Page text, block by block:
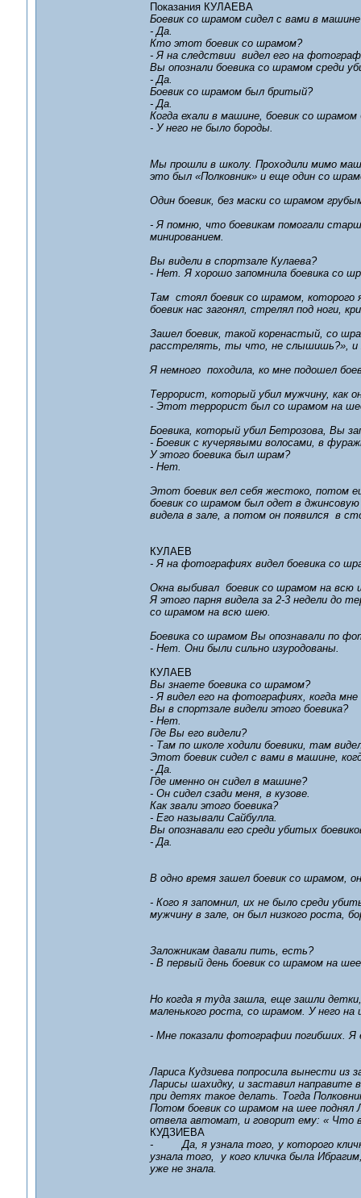
Показания КУЛАЕВА
Боевик со шрамом сидел с вами в
- Да.
Кто этот боевик со шрамом?
- Я на следствии видел его на
Вы опознали боевика со шрамом среди
- Да.
Боевик со шрамом был бритый?
- Да.
Когда ехали в машине, боевик со шрамом
- У него не было бороды.
Мы прошли в школу. Проходили мимо
это был «Полковник» и еще один со
Один боевик, без маски со шрамом
- Я помню, что боевикам помогали
минированием.
Вы видели в спортзале Кулаева?
- Нет. Я хорошо запомнила боевика со
Там стоял боевик со шрамом, которого
боевик нас загонял, стрелял под ноги,
Зашел боевик, такой коренастый, со
расстрелять, ты что, не слышишь?», и я
Я немного походила, ко мне подошел
Террорист, который убил мужчину, как
- Этот террорист был со шрамом на
Боевика, который убил Бетрозова, Вы
- Боевик с кучерявыми волосами, в
У этого боевика был шрам?
- Нет.
Этот боевик вел себя жестоко, потом
боевик со шрамом был одет в джинсовую
видела в зале, а потом он появился в
КУЛАЕВ
- Я на фотографиях видел боевика со
Окна выбивал боевик со шрамом на
Я этого парня видела за 2-3 недели до
со шрамом на всю шею.
Боевика со шрамом Вы опознавали по
- Нет. Они были сильно изуродованы.
КУЛАЕВ
Вы знаете боевика со шрамом?
- Я видел его на фотографиях, когда мне
Вы в спортзале видели этого боевика?
- Нет.
Где Вы его видели?
- Там по школе ходили боевики, там
Этот боевик сидел с вами в машине,
- Да.
Где именно он сидел в машине?
- Он сидел сзади меня, в кузове.
Как звали этого боевика?
- Его называли Сайбулла.
Вы опознавали его среди убитых
- Да.
В одно время зашел боевик со шрамом,
- Кого я запомнил, их не было среди
мужчину в зале, он был низкого роста,
Заложникам давали пить, есть?
- В первый день боевик со шрамом на
Но когда я туда зашла, еще зашли
маленького роста, со шрамом. У него
- Мне показали фотографии погибших.
Лариса Кудзиева попросила вынести из
Ларисы шахидку, и заставил
при детях такое делать. Тогда
Потом боевик со шрамом на шее поднял
отвела автомат, и говорит ему: « Что
КУДЗИЕВА
- Да, я узнала того, у которого
узнала того, у кого кличка была
уже не знала.